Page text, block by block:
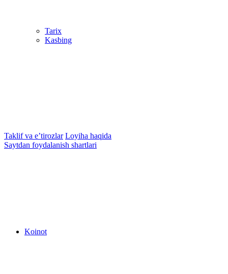
Tarix
Kasbing
Taklif va e’tirozlar Loyiha haqida
Saytdan foydalanish shartlari
Koinot